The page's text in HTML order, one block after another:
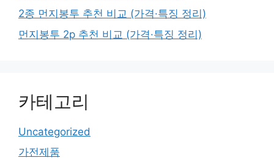
2종 먼지봉투 추천 비교 (가격·특징 정리)
먼지봉투 2p 추천 비교 (가격·특징 정리)
카테고리
Uncategorized
가전제품